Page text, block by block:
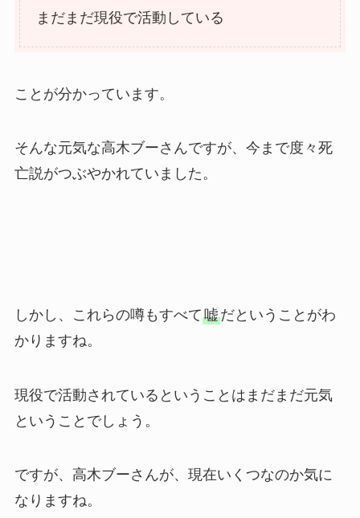
まだまだ現役で活動している
ことが分かっています。
そんな元気な高木ブーさんですが、今まで度々死
亡説がつぶやかれていました。
しかし、これらの噂もすべて嘘だということがわ
かりますね。
現役で活動されているということはまだまだ元気
ということでしょう。
ですが、高木ブーさんが、現在いくつなのか気に
なりますね。